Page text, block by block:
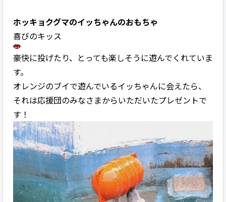
ホッキョクグマのイッちゃんのおもちゃ
喜びのキッス
豪快に投げたり、とっても楽しそうに遊んでくれていま
す。
オレンジのブイで遊んでいるイッちゃんに会えたら、
それは応援団のみなさまからいただいたプレゼントで
す！